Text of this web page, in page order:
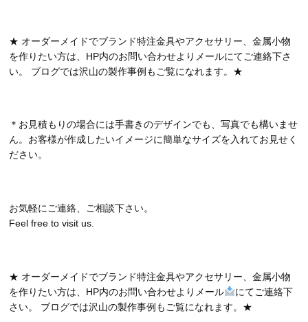
★ オーダーメイドでブランド特注金具やアクセサリー、金属小物
を作りたい方は、HP内のお問い合わせよりメールにてご連絡下さ
い。 ブログでは沢山の製作事例もご覧になれます。★
＊お見積もりの場合には手書きのデザインでも、写真でも構いませ
ん。お客様が作成したいイメージに簡単なサイズを入れてお見せく
ださい。
お気軽にご連絡、ご相談下さい。
Feel free to visit us.
★ オーダーメイドでブランド特注金具やアクセサリー、金属小物
を作りたい方は、HP内のお問い合わせよりメール
にてご連絡下
さい。 ブログでは沢山の製作事例もご覧になれます。★